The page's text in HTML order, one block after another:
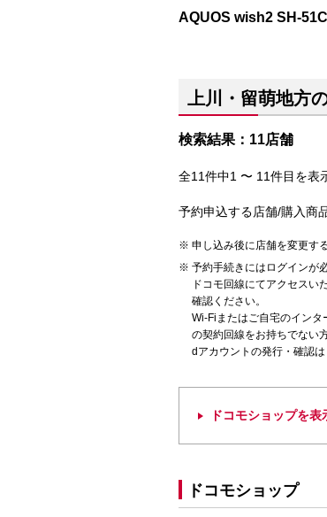
AQUOS wish2 SH-51C
上川・留萌地方
検索結果：11店舗
全11件中1 〜 11件目を表
予約申込する店舗/購入商
申し込み後に店舗を変更す
予約手続きにはログインが
ドコモ回線にてアクセスい
確認ください。
Wi-Fiまたはご自宅のイン
の契約回線をお持ちでない
dアカウントの発行・確認は
ドコモショップを表
ドコモショップ